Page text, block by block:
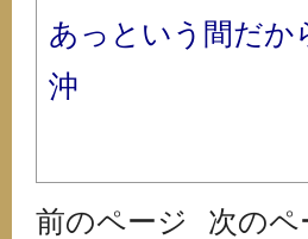
あっという間だか
沖
前のページ 次のペ